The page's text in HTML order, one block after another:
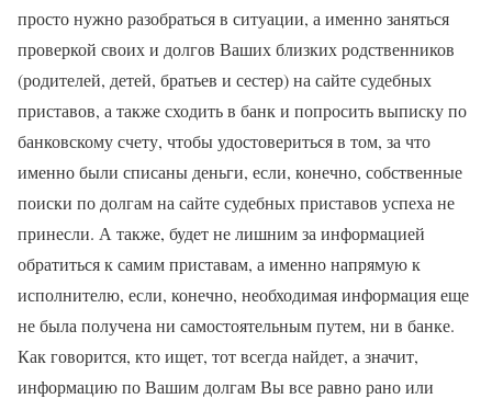
просто нужно разобраться в ситуации, а именно заняться
проверкой своих и долгов Ваших близких родственников
(родителей, детей, братьев и сестер) на сайте судебных
приставов, а также сходить в банк и попросить выписку по
банковскому счету, чтобы удостовериться в том, за что
именно были списаны деньги, если, конечно, собственные
поиски по долгам на сайте судебных приставов успеха не
принесли. А также, будет не лишним за информацией
обратиться к самим приставам, а именно напрямую к
исполнителю, если, конечно, необходимая информация еще
не была получена ни самостоятельным путем, ни в банке.
Как говорится, кто ищет, тот всегда найдет, а значит,
информацию по Вашим долгам Вы все равно рано или